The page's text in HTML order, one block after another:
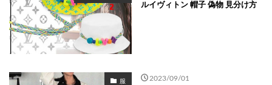
ルイヴィトン 帽子 偽物 見分け方
服 2023/09/01